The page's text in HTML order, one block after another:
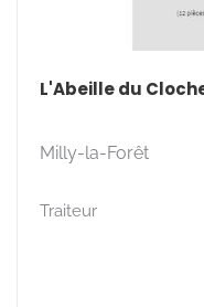
L'Abeille du
Milly-la-Forêt
Traiteur